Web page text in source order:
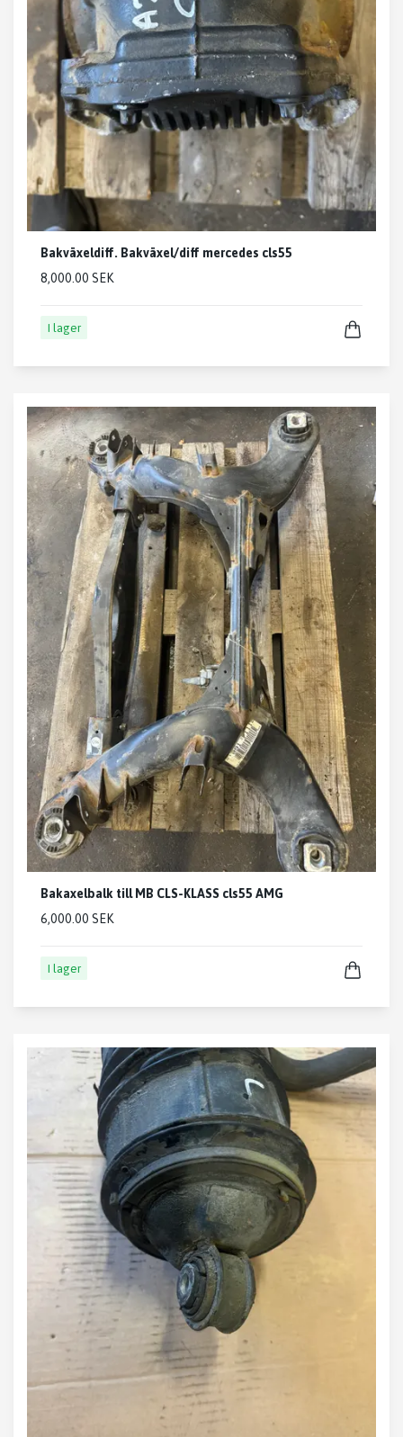
Bakväxeldiff. Bakväxel/diff mercedes cls55
8,000.00 SEK
I lager
Bakaxelbalk till MB CLS-KLASS cls55 AMG
6,000.00 SEK
I lager